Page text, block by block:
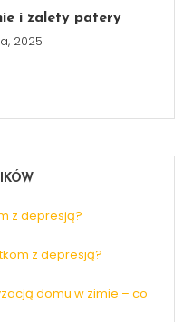
i zalety patery
2025
z depresją?
z depresją?
domu w zimie – co